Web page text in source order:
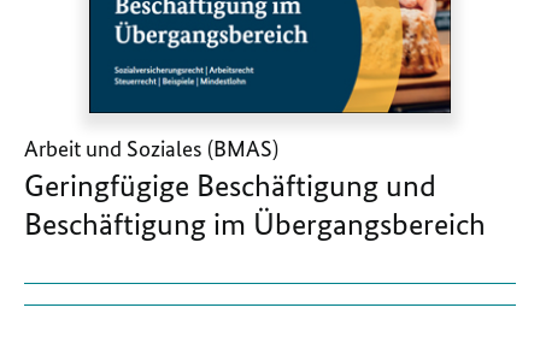
Arbeit und Soziales (BMAS)
Geringfügige Beschäftigung und
Beschäftigung im Übergangsbereich